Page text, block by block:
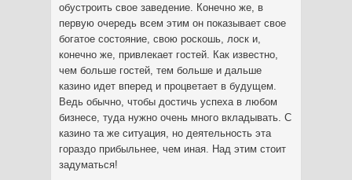
обустроить свое заведение. Конечно же, в
первую очередь всем этим он показывает свое
богатое состояние, свою роскошь, лоск и,
конечно же, привлекает гостей. Как известно,
чем больше гостей, тем больше и дальше
казино идет вперед и процветает в будущем.
Ведь обычно, чтобы достичь успеха в любом
бизнесе, туда нужно очень много вкладывать. С
казино та же ситуация, но деятельность эта
гораздо прибыльнее, чем иная. Над этим стоит
задуматься!